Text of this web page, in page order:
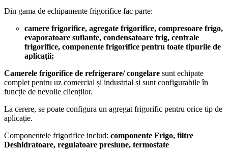
Din gama de echipamente frigorifice fac parte:
camere frigorifice, agregate frigorifice, compresoare frigo,
evaporatoare suflante, condensatoare frig, centrale
frigorifice, componente frigorifice pentru toate tipurile de
aplicații;
Camerele frigorifice de refrigerare/ congelare sunt echipate
complet pentru uz comercial și industrial și sunt configurabile în
funcție de nevoile clienților.
La cerere, se poate configura un agregat frigorific pentru orice tip de
aplicație.
Componentele frigorifice includ: componente Frigo, filtre
Deshidratoare, regulatoare presiune, termostate